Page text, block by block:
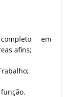
em
afins;